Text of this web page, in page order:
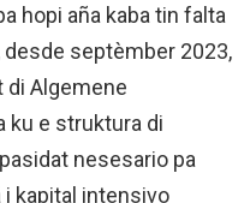
hopi aña kaba tin falta
desde septèmber 2023,
di Algemene
ku e struktura di
nesesario pa
kapital intensivo